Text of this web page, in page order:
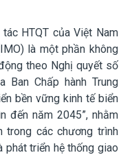
HTQT của Việt Nam
là một phần không
theo Nghị quyết số
Ban Chấp hành Trung
bền vững kinh tế biển
đến năm 2045”, nhằm
trong các chương trình
phát triển hệ thống giao